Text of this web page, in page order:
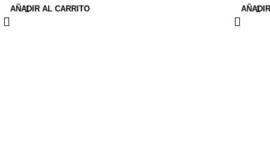
AÑADIR AL CARRITO